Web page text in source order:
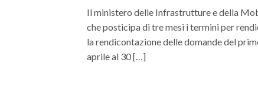
Il ministero delle Infrastrutture e della
che posticipa di tre mesi i termini per
la rendicontazione delle domande del
aprile al 30 […]